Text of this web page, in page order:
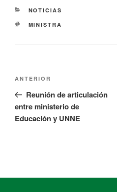
NOTICIAS
MINISTRA
ANTERIOR
Reunión de articulación
entre ministerio de
Educación y UNNE